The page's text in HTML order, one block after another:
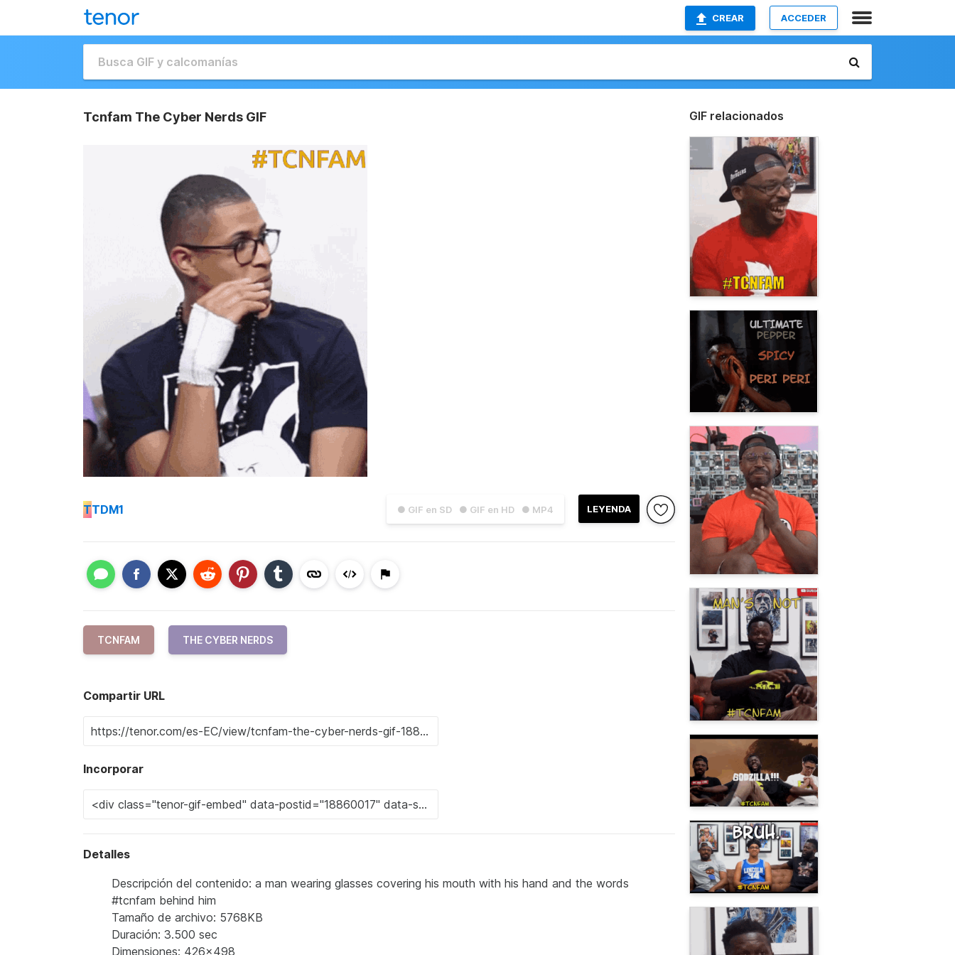
CREAR ACCEDER
Tcnfam The Cyber Nerds GIF
● GIF en SD ● GIF en HD ● MP4 LEYENDA
TTDM1
TCNFAM THE CYBER NERDS
Compartir URL
Incorporar
Detalles
Descripción del contenido: a man wearing glasses covering his mouth with his hand and the words
#tcnfam behind him
Tamaño de archivo: 5768KB
Duración: 3.500 sec
Dimensiones: 426x498
GIF relacionados